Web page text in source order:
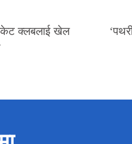
क्लबलाई खेल